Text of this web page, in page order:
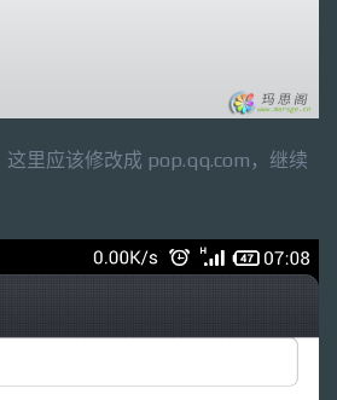
这里应该修改成 pop.qq.com，继续